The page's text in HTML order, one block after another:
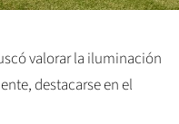
valorar la iluminación
destacarse en el